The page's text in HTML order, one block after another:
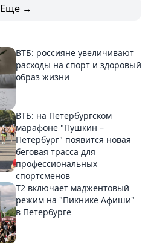
Еще →
ВТБ: россияне увеличивают
расходы на спорт и здоровый
образ жизни
ВТБ: на Петербургском
марафоне "Пушкин –
Петербург" появится новая
беговая трасса для
профессиональных
спортсменов
Т2 включает маджентовый
режим на "Пикнике Афиши"
в Петербурге